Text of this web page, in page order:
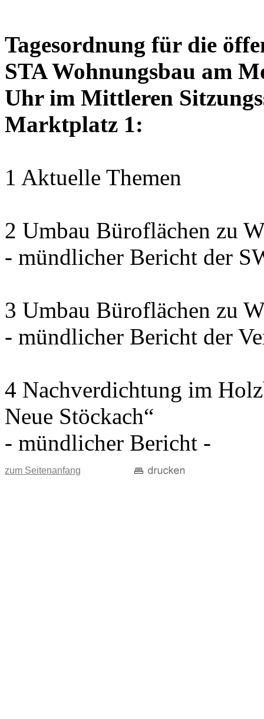
Tagesordnung für die
STA Wohnungsbau am
Uhr im Mittleren
Marktplatz 1:
1 Aktuelle Themen
2 Umbau Büroflächen zu
- mündlicher Bericht der
3 Umbau Büroflächen zu
- mündlicher Bericht der
4 Nachverdichtung im
Neue Stöckach“
- mündlicher Bericht -
zum Seitenanfang